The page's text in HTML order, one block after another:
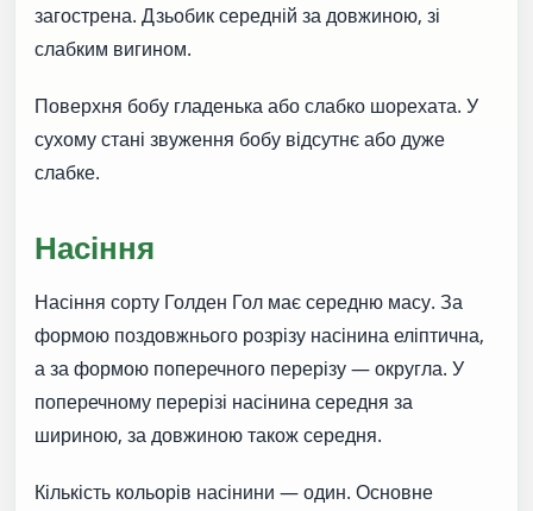
загострена. Дзьобик середній за довжиною, зі
слабким вигином.
Поверхня бобу гладенька або слабко шорехата. У
сухому стані звуження бобу відсутнє або дуже
слабке.
Насіння
Насіння сорту Голден Гол має середню масу. За
формою поздовжнього розрізу насінина еліптична,
а за формою поперечного перерізу — округла. У
поперечному перерізі насінина середня за
шириною, за довжиною також середня.
Кількість кольорів насінини — один. Основне